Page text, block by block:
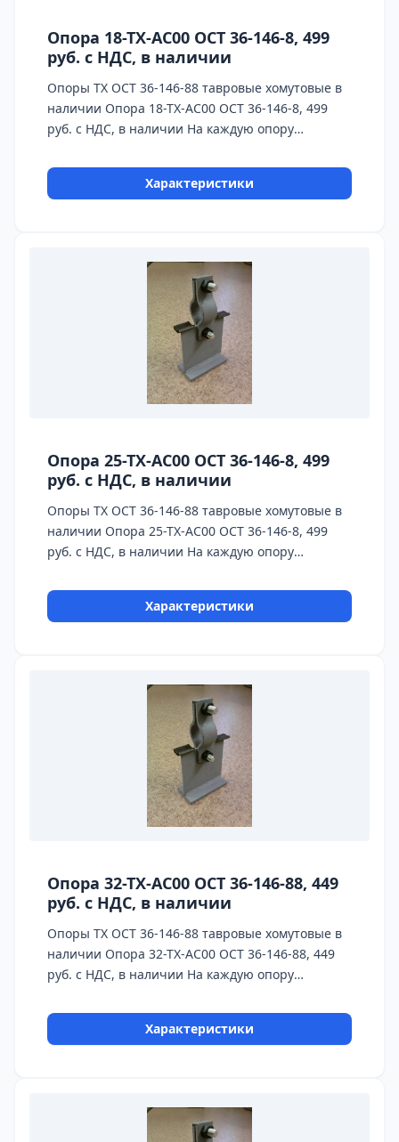
Опора 18-ТХ-АС00 ОСТ 36-146-8, 499
руб. с НДС, в наличии
Опоры ТХ ОСТ 36-146-88 тавровые хомутовые в
наличии Опора 18-ТХ-АС00 ОСТ 36-146-8, 499
руб. с НДС, в наличии На каждую опору
сертификаты на используемые материалы и
предоставляется Гарантия 24 месяца.
Характеристики
Опора 25-ТХ-АС00 ОСТ 36-146-8, 499
руб. с НДС, в наличии
Опоры ТХ ОСТ 36-146-88 тавровые хомутовые в
наличии Опора 25-ТХ-АС00 ОСТ 36-146-8, 499
руб. с НДС, в наличии На каждую опору
сертификаты на используемые материалы и
предоставляется Гарантия 24 месяца.
Характеристики
Опора 32-ТХ-АС00 ОСТ 36-146-88, 449
руб. с НДС, в наличии
Опоры ТХ ОСТ 36-146-88 тавровые хомутовые в
наличии Опора 32-ТХ-АС00 ОСТ 36-146-88, 449
руб. с НДС, в наличии На каждую опору
сертификаты на используемые материалы и
предоставляется Гарантия 24 месяца.
Характеристики